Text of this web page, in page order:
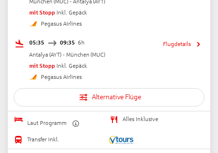
München (MUC) - Antalya (AYT)
mit Stopp Inkl. Gepäck
Pegasus Airlines
05:35 09:35 6h
Antalya (AYT) - München (MUC)
mit Stopp Inkl. Gepäck
Pegasus Airlines
Flugdetails
Alternative Flüge
Laut Programm
Alles Inklusive
Transfer inkl.